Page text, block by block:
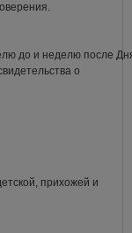
до и неделю после
о
прихожей и